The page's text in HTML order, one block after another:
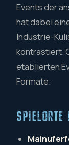
Events der
hat dabei
Industrie-
kontrastiert.
etablierten
Formate.